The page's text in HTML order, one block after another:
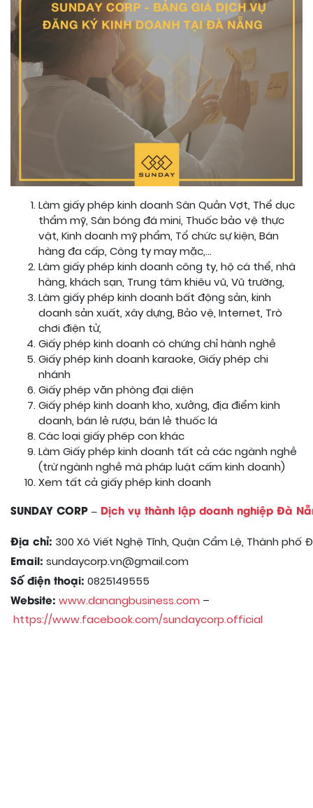
Làm giấy phép kinh doanh Sân Quần Vợt, Thể dục
thẩm mỹ, Sân bóng đá mini, Thuốc bảo vệ thực
vật, Kinh doanh mỹ phẩm, Tổ chức sự kiện, Bán
hàng đa cấp, Công ty may mặc,…
Làm giấy phép kinh doanh công ty, hộ cá thể, nhà
hàng, khách sạn, Trung tâm khiêu vũ, Vũ trường,
Làm giấy phép kinh doanh bất động sản, kinh
doanh sản xuất, xây dựng, Bảo vệ, Internet, Trò
chơi điện tử,
Giấy phép kinh doanh có chứng chỉ hành nghề
Giấy phép kinh doanh karaoke, Giấy phép chi
nhánh
Giấy phép văn phòng đại diện
Giấy phép kinh doanh kho, xưởng, địa điểm kinh
doanh, bán lẻ rượu, bán lẻ thuốc lá
Các loại giấy phép con khác
Làm Giấy phép kinh doanh tất cả các ngành nghề
(trừ ngành nghề mà pháp luật cấm kinh doanh)
Xem tất cả giấy phép kinh doanh
SUNDAY CORP – Dịch vụ thành lập doanh nghiệp Đà
Địa chỉ: 300 Xô Viết Nghệ Tĩnh, Quận Cẩm Lệ, Thành phố
Email: sundaycorp.vn@gmail.com
Số điện thoại: 0825149555
Website: www.danangbusiness.com –
https://www.facebook.com/sundaycorp.official